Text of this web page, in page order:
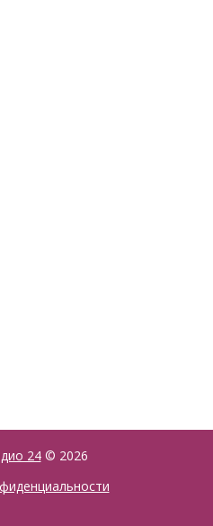
24© 2026